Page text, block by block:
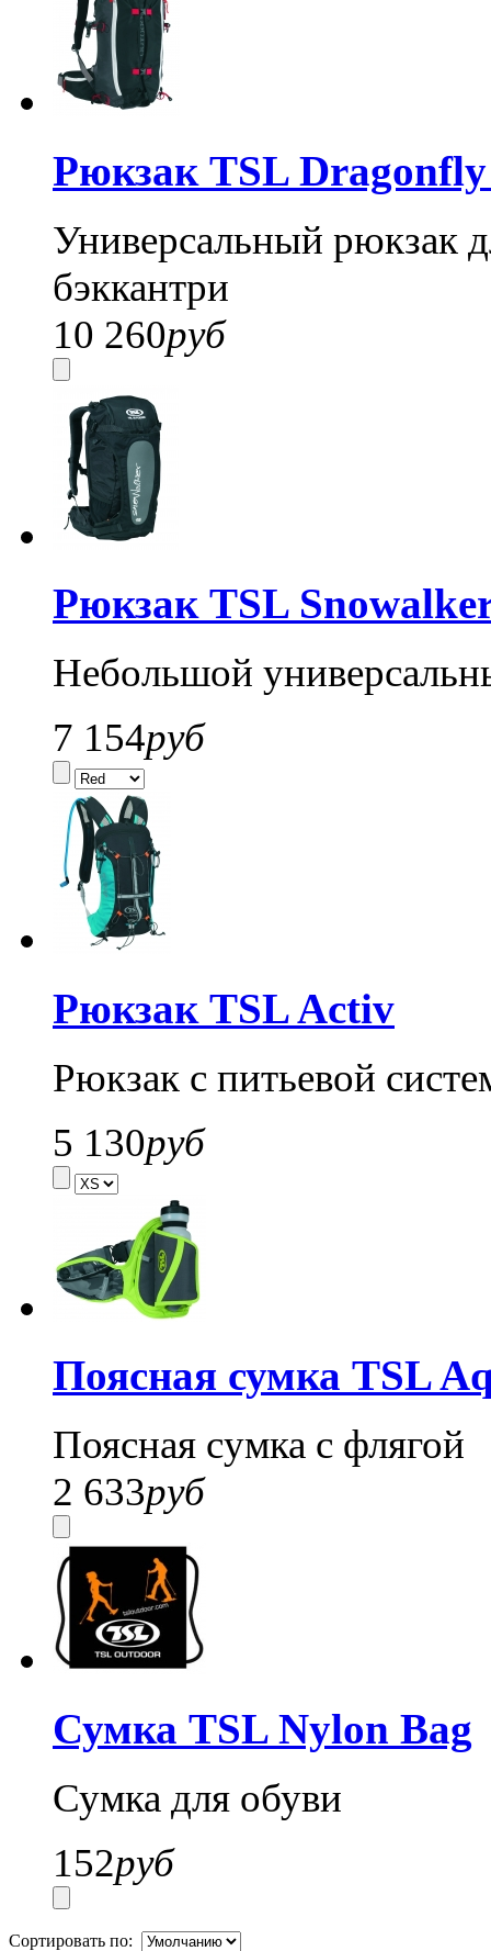
Рюкзак TSL Dragonfly
Универсальный рюкзак
бэккантри
10 260руб
Рюкзак TSL
Небольшой
7 154руб
Рюкзак TSL Activ
Рюкзак с питьевой
5 130руб
Поясная сумка TSL
Поясная сумка с флягой
2 633руб
Сумка TSL Nylon Bag
Сумка для обуви
152руб
Сортировать по: